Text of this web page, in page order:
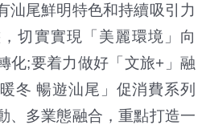
汕尾鮮明特色和持續吸引力
切實實現「美麗環境」向
化;要着力做好「文旅+」融
冬 暢遊汕尾」促消費系列
、多業態融合，重點打造一